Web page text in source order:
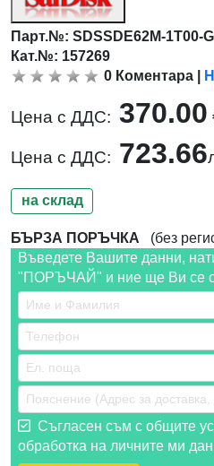
Парт.№:SDSSDE62M-1T00-
Кат.№: 157269
0 Коментара
Цена с ДДС: 370.00
Цена с ДДС: 723.66
на склад
БЪРЗА ПОРЪЧКА (без
Въведете Вашите данни,
"ПОРЪЧАЙ" и ние ще Ви се
Съгласен съм с общите
обработка на личните ми